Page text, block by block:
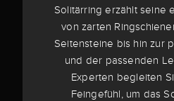
Solitärring erzählt seine
von zarten
Seitensteine bis hin zur
und der passenden
Experten begleiten
Feingefühl, um das